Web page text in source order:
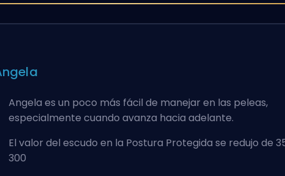
Angela es un poco más fácil de manejar en las peleas,
especialmente cuando avanza hacia adelante.
El valor del escudo en la Postura Protegida se redujo de
300